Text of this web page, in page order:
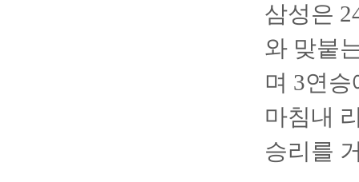
삼성은
와 맞붙
며 3연
마침내
승리를